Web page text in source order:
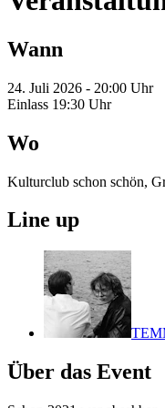
Wann
24. Juli 2026 - 20:00 Uhr
Einlass 19:30 Uhr
Wo
Kulturclub schon schön,
Line up
Über das Event